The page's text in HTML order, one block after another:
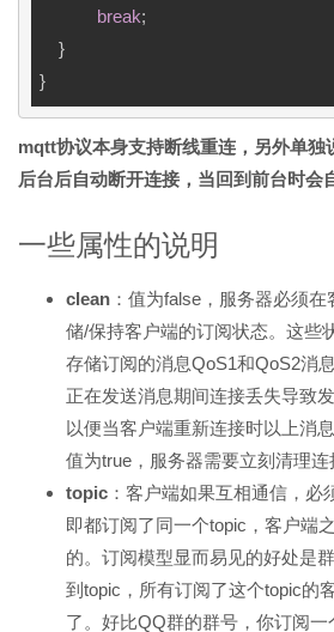
break;
mqtt协议本身支持断线重连，另外单独
后台后自动断开连接，当回到前台时会
一些属性的说明
clean ：值为false，服务器必须
储/保持客户端的订阅状态。这些
存储订阅的消息QoS1和QoS2消息
正在发送消息期间连接丢失导致
以便当客户端重新连接时以上消
值为true，服务器需要立刻清理连
topic ：客户端如果互相通信，必
即都订阅了同一个topic，客户端
的。订阅模型显而易见的好处是
到topic，所有订阅了这个topic的
了。好比QQ群的群号，你订阅一